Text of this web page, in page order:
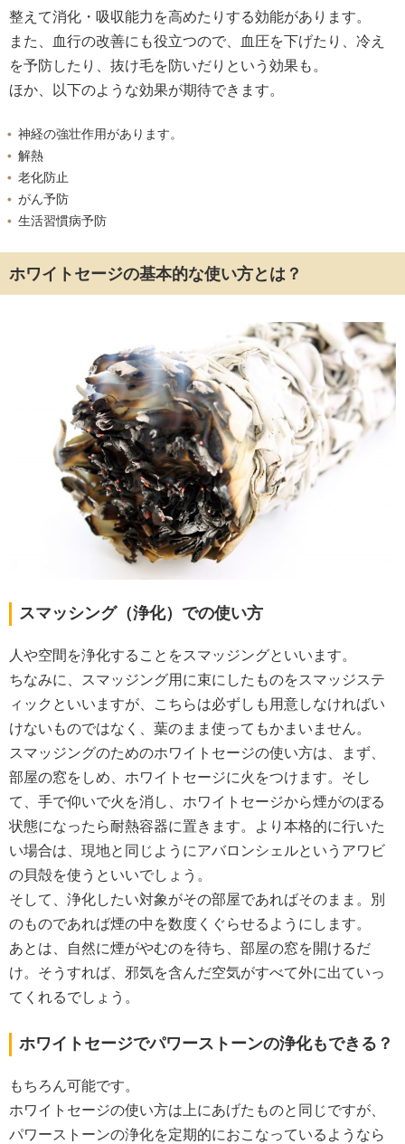
整えて消化・吸収能力を高めたりする効能があります。
また、血行の改善にも役立つので、血圧を下げたり、冷え
を予防したり、抜け毛を防いだりという効果も。
ほか、以下のような効果が期待できます。
神経の強壮作用があります。
解熱
老化防止
がん予防
生活習慣病予防
ホワイトセージの基本的な使い方とは？
スマッシング（浄化）での使い方
人や空間を浄化することをスマッジングといいます。
ちなみに、スマッジング用に束にしたものをスマッジステ
ィックといいますが、こちらは必ずしも用意しなければい
けないものではなく、葉のまま使ってもかまいません。
スマッジングのためのホワイトセージの使い方は、まず、
部屋の窓をしめ、ホワイトセージに火をつけます。そし
て、手で仰いで火を消し、ホワイトセージから煙がのぼる
状態になったら耐熱容器に置きます。より本格的に行いた
い場合は、現地と同じようにアバロンシェルというアワビ
の貝殻を使うといいでしょう。
そして、浄化したい対象がその部屋であればそのまま。別
のものであれば煙の中を数度くぐらせるようにします。
あとは、自然に煙がやむのを待ち、部屋の窓を開けるだ
け。そうすれば、邪気を含んだ空気がすべて外に出ていっ
てくれるでしょう。
ホワイトセージでパワーストーンの浄化もできる？
もちろん可能です。
ホワイトセージの使い方は上にあげたものと同じですが、
パワーストーンの浄化を定期的におこなっているようなら